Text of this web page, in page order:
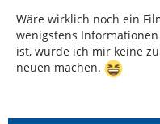
Wäre wirklich noch ein
wenigstens
ist, würde ich mir keine
neuen machen.